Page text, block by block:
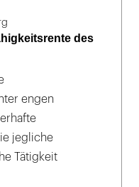
des
engen
jegliche
Tätigkeit